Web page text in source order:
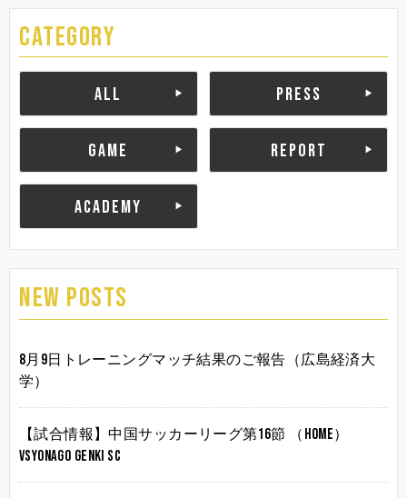
CATEGORY
ALL PRESS
GAME REPORT
ACADEMY
NEW POSTS
8月9日トレーニングマッチ結果のご報告（広島経済大
学）
【試合情報】中国サッカーリーグ第16節 （HOME）
vsYonago Genki SC